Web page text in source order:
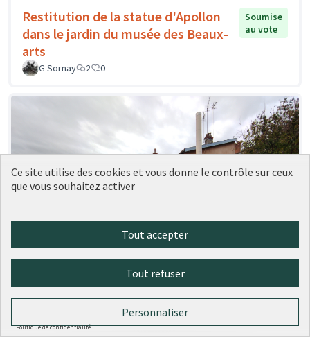
Restitution de la statue d'Apollon
dans le jardin du musée des Beaux-
arts
Soumise
au vote
G Sornay 2 0
Remplacement du monte-charge
Soumise
Ce site utilise des cookies et vous donne le contrôle sur ceux
que vous souhaitez activer
Tout accepter
Tout refuser
Personnaliser
Politique de confidentialité